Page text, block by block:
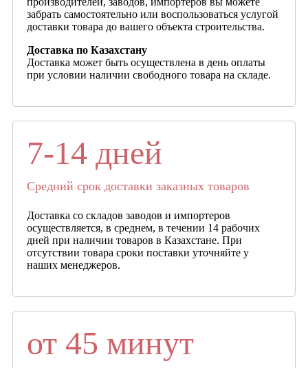
забрать самостоятельно или воспользоваться услугой
доставки товара до вашего объекта строительства.
Доставка по Казахстану
Доставка может быть осуществлена в день оплаты
при условии наличии свободного товара на складе.
7-14 дней
Средний срок доставки заказных товаров
Доставка со складов заводов и импортеров
осуществляется, в среднем, в течении 14 рабочих
дней при наличии товаров в Казахстане. При
отсутствии товара сроки поставки уточняйте у
наших менеджеров.
от 45 минут